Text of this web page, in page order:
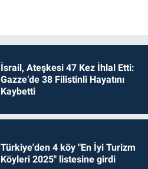
İsrail, Ateşkesi 47 Kez İhlal Etti:
Gazze’de 38 Filistinli Hayatını
Kaybetti
Türkiye'den 4 köy "En İyi Turizm
Köyleri 2025" listesine girdi